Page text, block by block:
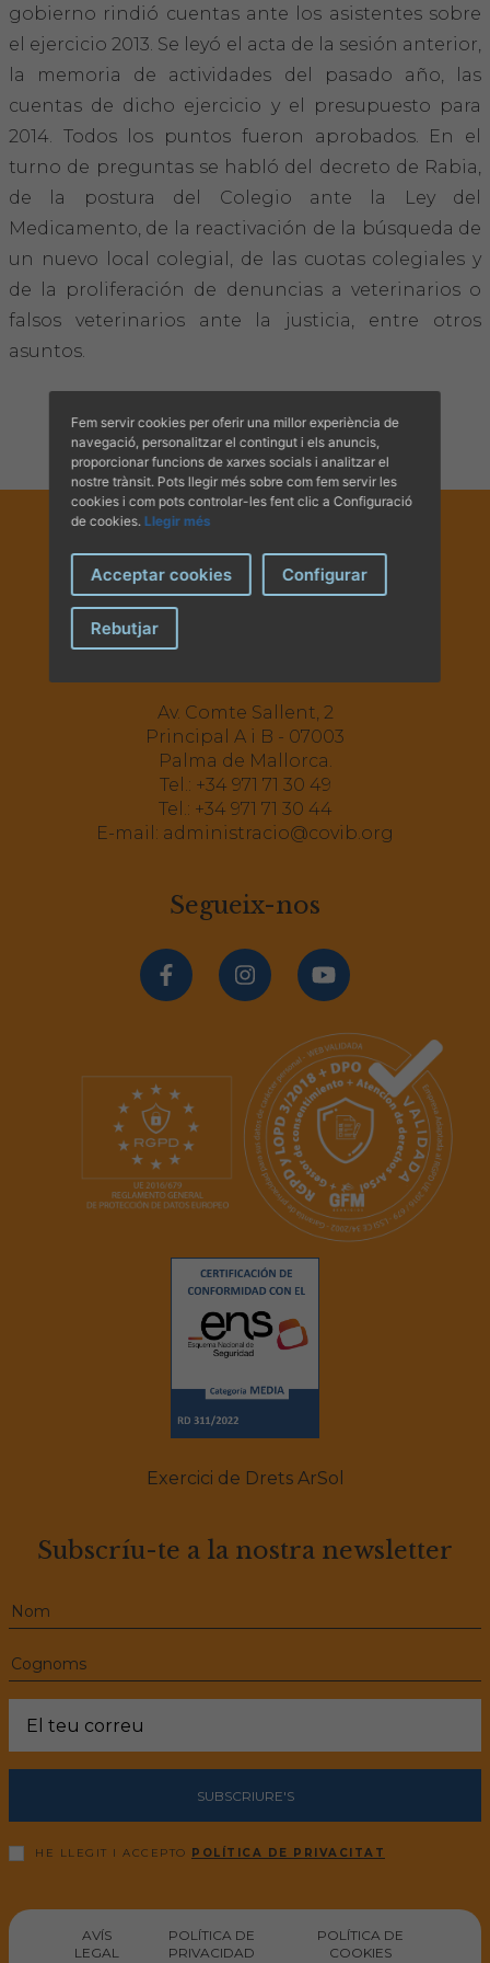
IDENTIFICACIÓ ANIMAL
INFORMACIÓ A LA CIUTADANIA
Centres veterinaris
Col·legiats
Consells per a les teves mascotes
Guia Responsable
Salut animal i salut pública
CONTACTE
gobierno rindió cuentas ante los asistentes sobre
el ejercicio 2013. Se leyó el acta de la sesión anterior,
la memoria de actividades del pasado año, las
cuentas de dicho ejercicio y el presupuesto para
2014. Todos los puntos fueron aprobados. En el
turno de preguntas se habló del decreto de Rabia,
de la postura del Colegio ante la Ley del
Medicamento, de la reactivación de la búsqueda de
un nuevo local colegial, de las cuotas colegiales y
de la proliferación de denuncias a veterinarios o
falsos veterinarios ante la justicia, entre otros
asuntos.
Av. Comte Sallent, 2
Principal A i B - 07003
Palma de Mallorca.
Tel.: +34 971 71 30 49
Tel.: +34 971 71 30 44
E-mail: administracio@covib.org
Segueix-nos
Exercici de Drets ArSol
Subscríu-te a la nostra newsletter
SUBSCRIURE'S
HE LLEGIT I ACCEPTO POLÍTICA DE PRIVACITAT
AVÍS
LEGAL
POLÍTICA DE
PRIVACIDAD
POLÍTICA DE
COOKIES
Fem servir cookies per oferir una millor experiència de
navegació, personalitzar el contingut i els anuncis,
proporcionar funcions de xarxes socials i analitzar el
nostre trànsit. Pots llegir més sobre com fem servir les
cookies i com pots controlar-les fent clic a Configuració
de cookies. Llegir més
Acceptar cookies Configurar
Rebutjar